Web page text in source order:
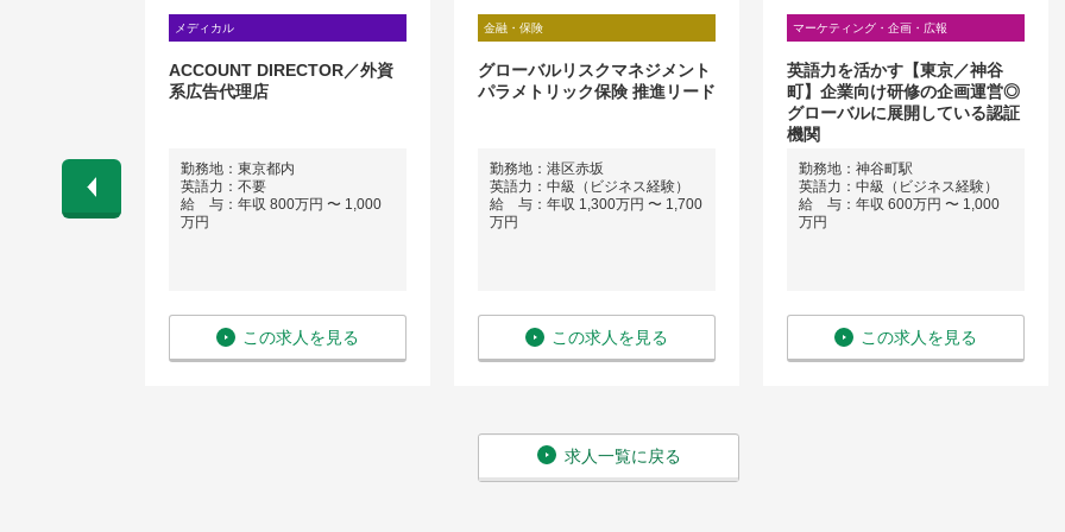
坂1-11-
〜 1,300
メディカル
ACCOUNT DIRECTOR／外資
系広告代理店
勤務地：東京都内
英語力：不要
給 与：年収 800万円 〜 1,000
万円
この求人を見る
金融・保険
グローバルリスクマネジメント
パラメトリック保険 推進リード
勤務地：港区赤坂
英語力：中級（ビジネス経験）
給 与：年収 1,300万円 〜 1,700
万円
この求人を見る
マーケティング・企画・広報
英語力を活かす【東京／神谷
町】企業向け研修の企画運営◎
グローバルに展開している認証
機関
勤務地：神谷町駅
英語力：中級（ビジネス経験）
給 与：年収 600万円 〜 1,000
万円
この求人を見る
求人一覧に戻る